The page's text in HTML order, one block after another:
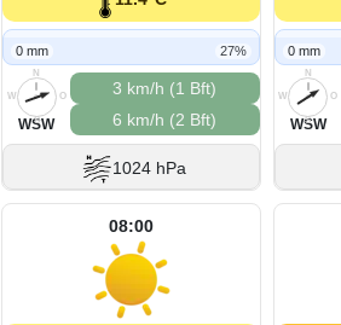
0 mm 27%
N
O
S
W
WSW
3 km/h (1 Bft)
6 km/h (2 Bft)
1024 hPa
0 mm
N
O
S
W
WSW
08:00